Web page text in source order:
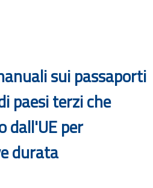
sui passaporti
paesi terzi che
dall'UE per
durata